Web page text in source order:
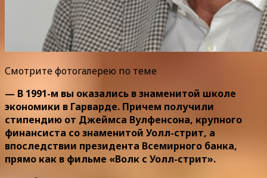
Смотрите фотогалерею по теме
— В 1991-м вы оказались в знаменитой школе
экономики в Гарварде. Причем получили
стипендию от Джеймса Вулфенсона, крупного
финансиста со знаменитой Уолл-стрит, а
впоследствии президента Всемирного банка,
прямо как в фильме «Волк с Уолл-стрит».